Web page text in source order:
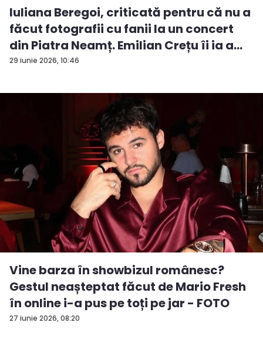
29 iunie 2026, 10:46
Iuliana Beregoi, criticată pentru că nu a
făcut fotografii cu fanii la un concert
din Piatra Neamț. Emilian Crețu îi ia a...
27 iunie 2026, 08:20
Vine barza în showbizul românesc?
Gestul neașteptat făcut de Mario Fresh
în online i-a pus pe toți pe jar - FOTO